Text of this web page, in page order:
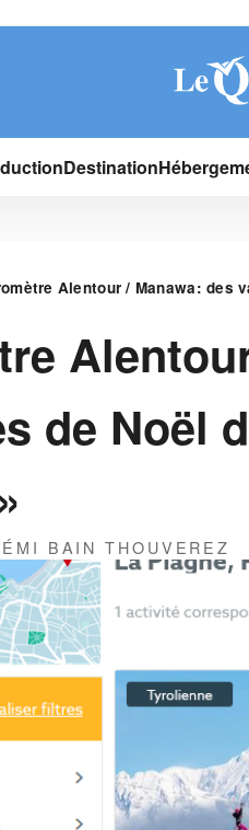
Destination
Alentour / Manawa: des
de Noël
BAIN THOUVEREZ